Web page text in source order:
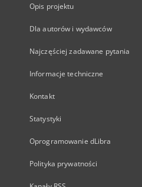
Opis projektu
Dla autorów i wydawców
Najczęściej zadawane pytania
Informacje techniczne
Kontakt
Statystyki
Oprogramowanie dLibra
Polityka prywatności